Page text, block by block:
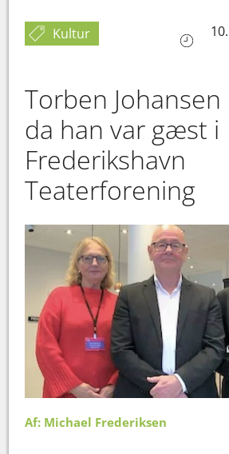
Kultur
Torben
da han var gæst i
Frederikshavn
Teaterforening
Af: Michael Frederiksen